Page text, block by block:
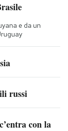
e da un
russi
con la